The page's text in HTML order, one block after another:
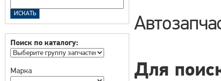
Поиск по каталогу:
Марка
Для